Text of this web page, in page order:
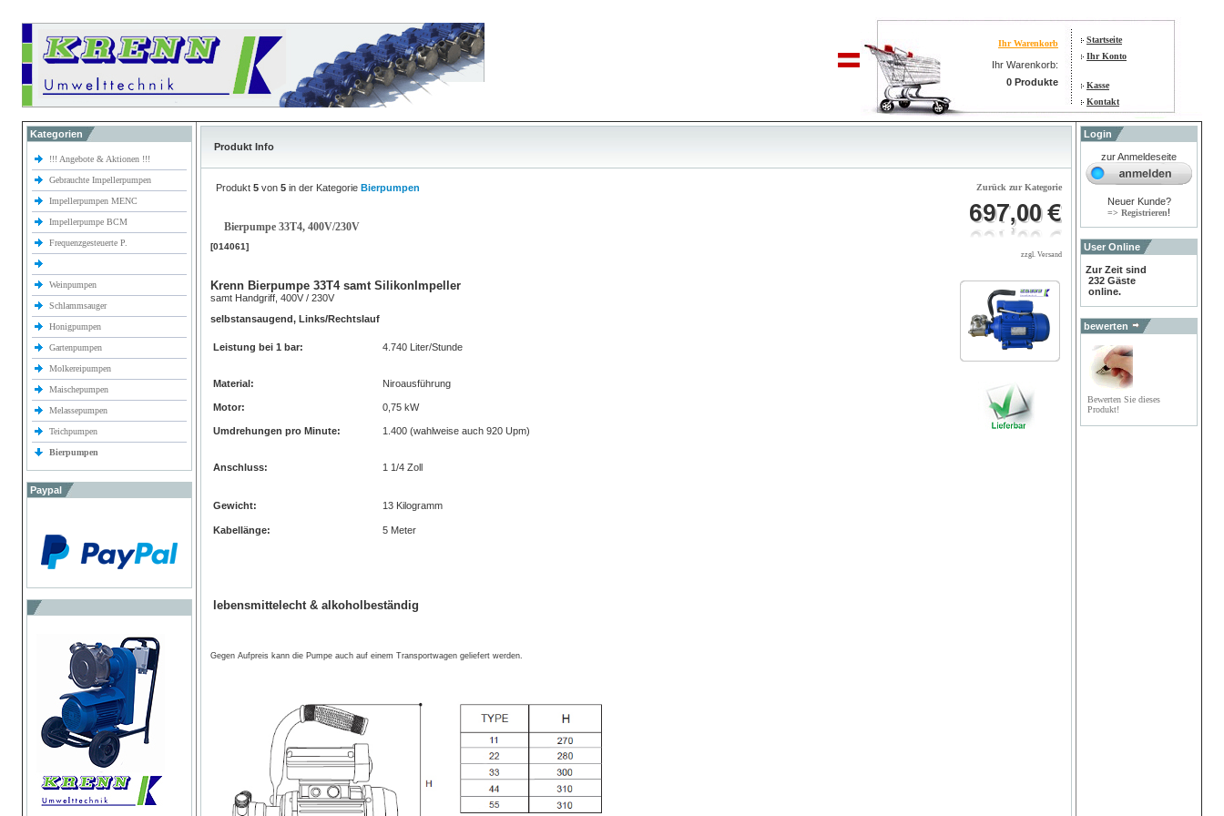
Ihr Warenkorb
Ihr Warenkorb:
0 Produkte
Startseite
Ihr Konto
Kasse
Kontakt
Kategorien
!!! Angebote & Aktionen !!!
Gebrauchte Impellerpumpen
Impellerpumpen MENC
Impellerpumpe BCM
Frequenzgesteuerte P.
Weinpumpen
Schlammsauger
Honigpumpen
Gartenpumpen
Molkereipumpen
Maischepumpen
Melassepumpen
Teichpumpen
Bierpumpen
Paypal
Produkt Info
Produkt 5 von 5 in der Kategorie Bierpumpen Zurück zur Kategorie
Bierpumpe 33T4, 400V/230V
[014061]
zzgl. Versand
Krenn Bierpumpe 33T4 samt SilikonImpeller
samt Handgriff, 400V / 230V
selbstansaugend, Links/Rechtslauf
Leistung bei 1 bar: 4.740 Liter/Stunde
Material: Niroausführung
Motor: 0,75 kW
Umdrehungen pro Minute: 1.400 (wahlweise auch 920 Upm)
Anschluss: 1 1/4 Zoll
Gewicht: 13 Kilogramm
Kabellänge: 5 Meter
lebensmittelecht & alkoholbeständig
Gegen Aufpreis kann die Pumpe auch auf einem Transportwagen geliefert werden.
Login
zur Anmeldeseite
Neuer Kunde?
=> Registrieren!
User Online
Zur Zeit sind
232 Gäste
online.
bewerten
Bewerten Sie dieses
Produkt!